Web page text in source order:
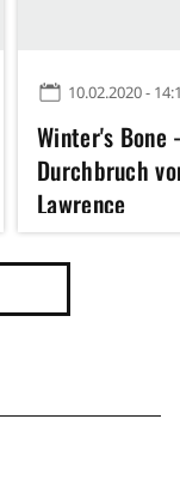
10.02.2020 -
Winter's Bone
Durchbruch
Lawrence